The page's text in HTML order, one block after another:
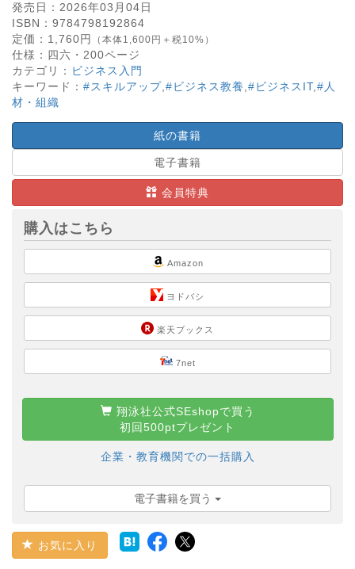
発売日： 2026年03月04日
ISBN： 9784798192864
定価： 1,760円 （本体1,600円＋税10%）
仕様： 四六・ 200ページ
カテゴリ： ビジネス入門
キーワード： #スキルアップ #ビジネス教養 #ビジネスIT, #人
材・組織
紙の書籍
電子書籍
会員特典
購入はこちら
Amazon
ヨドバシ
楽天ブックス
7net
翔泳社公式SEshopで買う
初回500ptプレゼント
企業・教育機関での一括購入
電子書籍を買う
お気に入り